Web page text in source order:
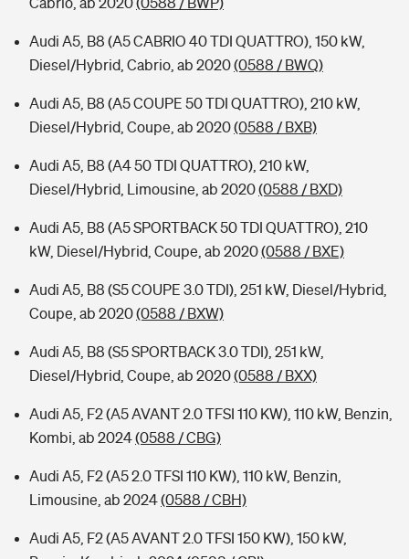
Audi A5, B8 (A5 CABRIO 40 TDI QUATTRO), 150 kW,
Diesel/Hybrid, Cabrio, ab 2020(0588 / BWQ)
Audi A5, B8 (A5 COUPE 50 TDI QUATTRO), 210 kW,
Diesel/Hybrid, Coupe, ab 2020(0588 / BXB)
Audi A5, B8 (A4 50 TDI QUATTRO), 210 kW,
Diesel/Hybrid, Limousine, ab 2020(0588 / BXD)
Audi A5, B8 (A5 SPORTBACK 50 TDI QUATTRO), 210
kW, Diesel/Hybrid, Coupe, ab 2020(0588 / BXE)
Audi A5, B8 (S5 COUPE 3.0 TDI), 251 kW, Diesel/Hybrid,
Coupe, ab 2020(0588 / BXW)
Audi A5, B8 (S5 SPORTBACK 3.0 TDI), 251 kW,
Diesel/Hybrid, Coupe, ab 2020(0588 / BXX)
Audi A5, F2 (A5 AVANT 2.0 TFSI 110 KW), 110 kW, Benzin,
Kombi, ab 2024(0588 / CBG)
Audi A5, F2 (A5 2.0 TFSI 110 KW), 110 kW, Benzin,
Limousine, ab 2024(0588 / CBH)
Audi A5, F2 (A5 AVANT 2.0 TFSI 150 KW), 150 kW,